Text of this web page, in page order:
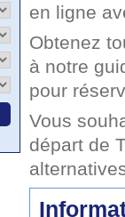
en ligne
Obtenez
à notre
pour
Vous
départ de